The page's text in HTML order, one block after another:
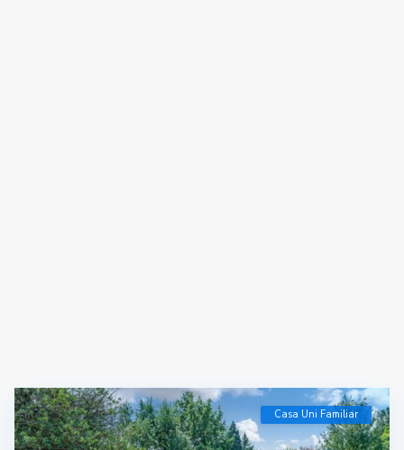
Casa Uni Familiar